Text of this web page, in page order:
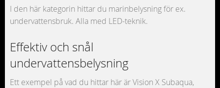
I den här kategorin hittar du marinbelysning för ex.
undervattensbruk. Alla med LED-teknik.
Effektiv och snål
undervattensbelysning
Ett exempel på vad du hittar här är Vision X Subaqua,